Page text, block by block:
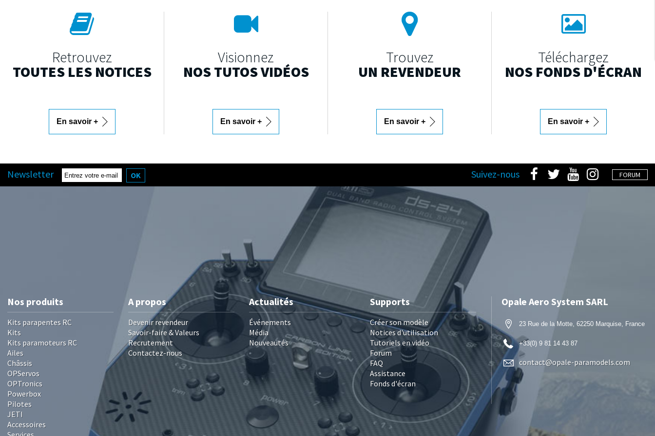
Retrouvez
TOUTES LES NOTICES
En savoir +
Visionnez
NOS TUTOS VIDÉOS
En savoir +
Trouvez
UN REVENDEUR
En savoir +
Téléchargez
NOS FONDS D'ÉCRAN
En savoir +
Newsletter OK FORUM
Suivez-nous
Nos produits
Kits parapentes RC
Kits
Kits paramoteurs RC
Ailes
Châssis
OPServos
OPTronics
Powerbox
Pilotes
JETI
Accessoires
A propos
Devenir revendeur
Savoir-faire & Valeurs
Recrutement
Contactez-nous
Actualités
Événements
Média
Nouveautés
Supports
Créer son modèle
Notices d'utilisation
Tutoriels en vidéo
Forum
FAQ
Assistance
Fonds d'écran
Opale Aero System SARL
23 Rue de la Motte, 62250 Marquise, France
+33(0) 9 81 14 43 87
contact@opale-paramodels.com